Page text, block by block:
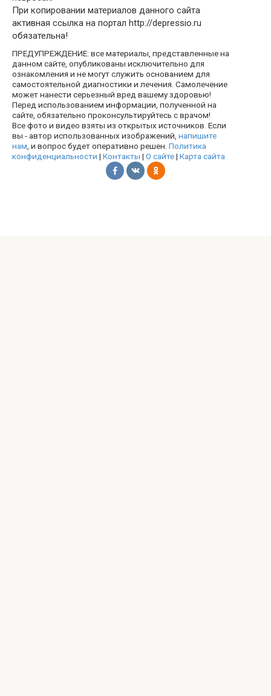
При копировании материалов данного сайта
активная ссылка на портал http://depressio.ru
обязательна!
ПРЕДУПРЕЖДЕНИЕ: все материалы, представленные на
данном сайте, опубликованы исключительно для
ознакомления и не могут служить основанием для
самостоятельной диагностики и лечения. Самолечение
может нанести серьезный вред вашему здоровью!
Перед использованием информации, полученной на
сайте, обязательно проконсультируйтесь с врачом!
Все фото и видео взяты из открытых источников. Если
вы - автор использованных изображений, напишите
нам, и вопрос будет оперативно решен. Политика
конфиденциальности | Контакты | О сайте| Карта сайта